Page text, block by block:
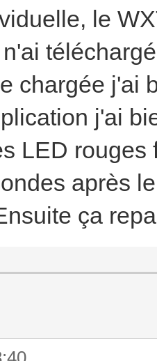
le
chargée j'ai
j'ai
LED rouges
après
ça